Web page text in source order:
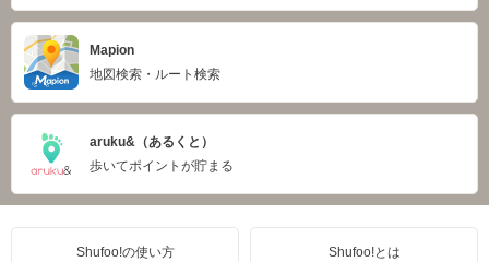
Mapion
地図検索・ルート検索
aruku&（あるくと）
歩いてポイントが貯まる
Shufoo!の使い方 Shufoo!とは